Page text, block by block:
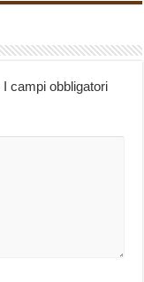
I campi obbligatori